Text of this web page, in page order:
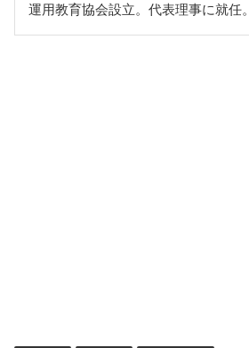
運用教育協会設立。代表理事に就任。